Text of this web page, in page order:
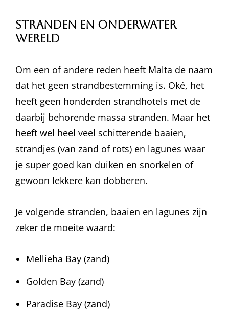
Stranden en onderwater
wereld
Om een of andere reden heeft Malta de naam
dat het geen strandbestemming is. Oké, het
heeft geen honderden strandhotels met de
daarbij behorende massa stranden. Maar het
heeft wel heel veel schitterende baaien,
strandjes (van zand of rots) en lagunes waar
je super goed kan duiken en snorkelen of
gewoon lekkere kan dobberen.
Je volgende stranden, baaien en lagunes zijn
zeker de moeite waard:
Mellieha Bay (zand)
Golden Bay (zand)
Paradise Bay (zand)